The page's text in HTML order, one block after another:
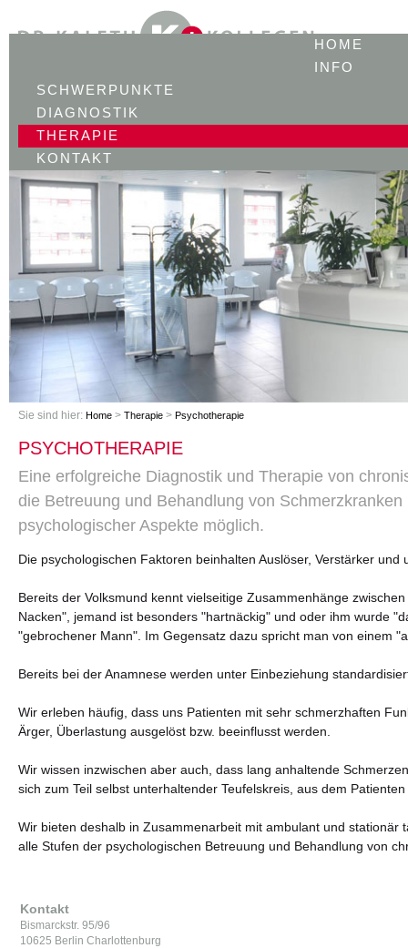
HOME
INFO
SCHWERPUNKTE
DIAGNOSTIK
THERAPIE
KONTAKT
Sie sind hier: Home > Therapie > Psychotherapie
PSYCHOTHERAPIE
Eine erfolgreiche Diagnostik und Therapie von
die Betreuung und Behandlung von
psychologischer Aspekte möglich.
Die psychologischen Faktoren beinhalten Auslöser, Verstärker und
Bereits der Volksmund kennt vielseitige Zusammenhänge
Nacken", jemand ist besonders "hartnäckig" und oder ihm wurde
"gebrochener Mann". Im Gegensatz dazu spricht man von einem
Bereits bei der Anamnese werden unter Einbeziehung
Wir erleben häufig, dass uns Patienten mit sehr schmerzhaften
Ärger, Überlastung ausgelöst bzw. beeinflusst werden.
Wir wissen inzwischen aber auch, dass lang anhaltende
sich zum Teil selbst unterhaltender Teufelskreis, aus dem
Wir bieten deshalb in Zusammenarbeit mit ambulant und
alle Stufen der psychologischen Betreuung und Behandlung von
Kontakt
Bismarckstr. 95/96
10625 Berlin Charlottenburg